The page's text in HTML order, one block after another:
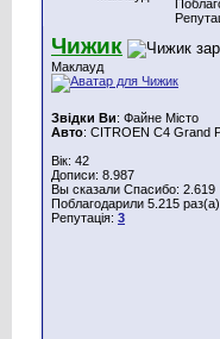
Чижик
Маклауд
Звідки Ви: Файне Місто
Авто: CITROEN C4 Grand
Вік: 42
Дописи: 8.987
Вы сказали Спасибо: 2.619
Поблагодарили 5.215
Репутація: 3